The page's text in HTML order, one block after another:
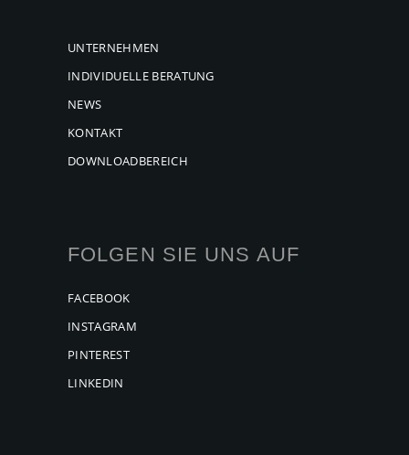
UNTERNEHMEN
INDIVIDUELLE BERATUNG
NEWS
KONTAKT
DOWNLOADBEREICH
FOLGEN SIE UNS AUF
FACEBOOK
INSTAGRAM
PINTEREST
LINKEDIN